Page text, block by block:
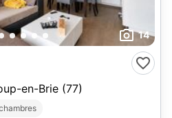
14
en-Brie (77)